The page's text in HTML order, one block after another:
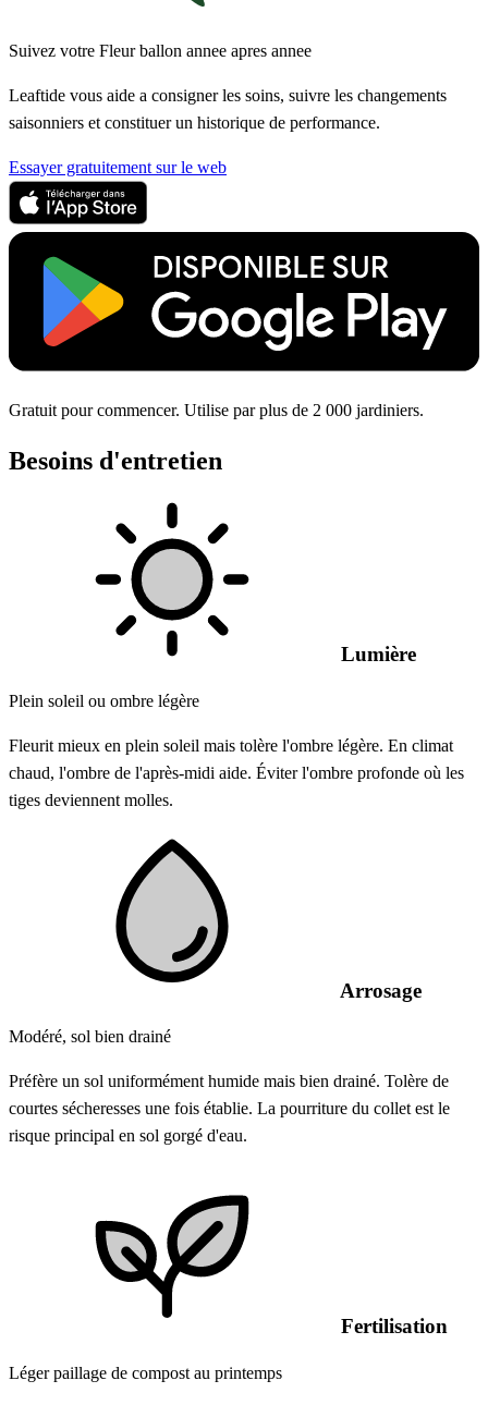
Suivez votre Fleur ballon annee apres annee
Leaftide vous aide a consigner les soins, suivre les changements
saisonniers et constituer un historique de performance.
Essayer gratuitement sur le web
Gratuit pour commencer. Utilise par plus de 2 000 jardiniers.
Besoins d'entretien
Lumière
Plein soleil ou ombre légère
Fleurit mieux en plein soleil mais tolère l'ombre légère. En climat
chaud, l'ombre de l'après-midi aide. Éviter l'ombre profonde où les
tiges deviennent molles.
Arrosage
Modéré, sol bien drainé
Préfère un sol uniformément humide mais bien drainé. Tolère de
courtes sécheresses une fois établie. La pourriture du collet est le
risque principal en sol gorgé d'eau.
Fertilisation
Léger paillage de compost au printemps